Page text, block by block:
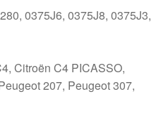
0375J6, 0375J8, 0375J3,
Citroën C4 PICASSO,
207, Peugeot 307,